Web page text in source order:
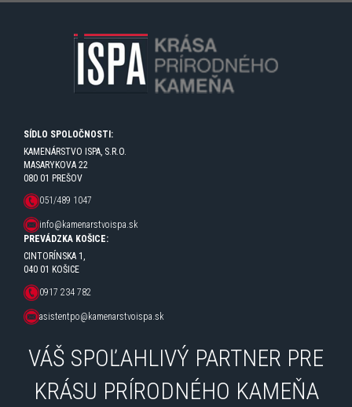
SÍDLO SPOLOČNOSTI:
KAMENÁRSTVO ISPA, S.R.O.
MASARYKOVA 22
080 01 PREŠOV
051/489 1047
info@kamenarstvoispa.sk
PREVÁDZKA KOŠICE:
CINTORÍNSKA 1,
040 01 KOŠICE
0917 234 782
asistentpo@kamenarstvoispa.sk
VÁŠ SPOĽAHLIVÝ PARTNER PRE
KRÁSU PRÍRODNÉHO KAMEŇA